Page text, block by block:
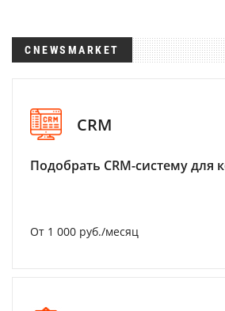
CNEWSMARKET
CRM
Подобрать CRM-систему для
От 1 000 руб./месяц